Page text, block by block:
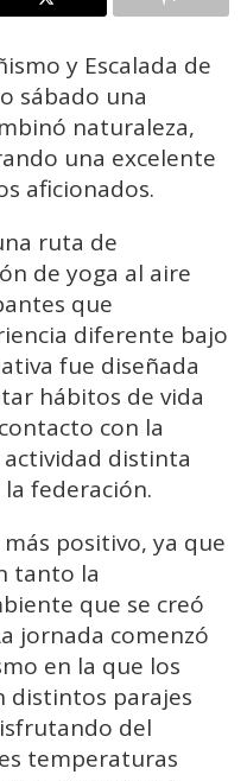
y Escalada de
sábado una
naturaleza,
una excelente
aficionados.
ruta de
de yoga al aire
que
diferente bajo
fue diseñada
hábitos de vida
con la
distinta
federación.
positivo, ya que
tanto la
que se creó
jornada comenzó
en la que los
distintos parajes
del
temperaturas